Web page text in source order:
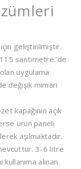
geliştirilmiştir.
santimetre.’de
uygulama
değişik mimari
kapağının açık
ürün paneli
aşılmaktadır.
3-6 litre
alınan